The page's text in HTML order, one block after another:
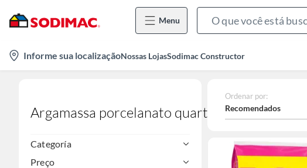
Menu
location-
icon
Informe sua localizaçãoNossas LojasSodimac Constructor
Argamassa porcelanato quartzolit
Categoría
Preço
Ordenar por:
Recomendados